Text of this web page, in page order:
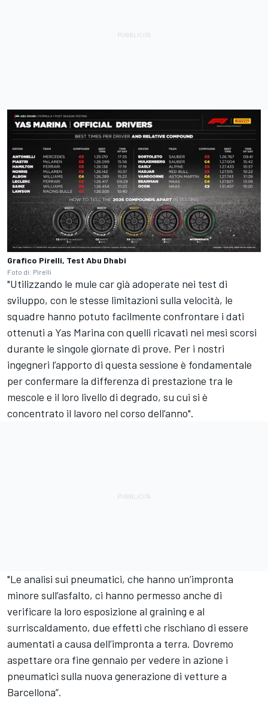
Grafico Pirelli, Test Abu Dhabi
Foto di: Pirelli
"Utilizzando le mule car già adoperate nei test di
sviluppo, con le stesse limitazioni sulla velocità, le
squadre hanno potuto facilmente confrontare i dati
ottenuti a Yas Marina con quelli ricavati nei mesi scorsi
durante le singole giornate di prove. Per i nostri
ingegneri l’apporto di questa sessione è fondamentale
per confermare la differenza di prestazione tra le
mescole e il loro livello di degrado, su cui si è
concentrato il lavoro nel corso dell’anno".
"Le analisi sui pneumatici, che hanno un’impronta
minore sull’asfalto, ci hanno permesso anche di
verificare la loro esposizione al graining e al
surriscaldamento, due effetti che rischiano di essere
aumentati a causa dell’impronta a terra. Dovremo
aspettare ora fine gennaio per vedere in azione i
pneumatici sulla nuova generazione di vetture a
Barcellona”.